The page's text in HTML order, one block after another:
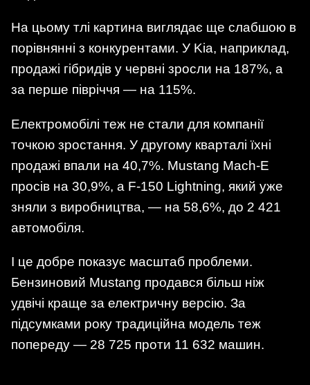
На цьому тлі картина виглядає ще слабшою в
порівнянні з конкурентами. У Kia, наприклад,
продажі гібридів у червні зросли на 187%, а
за перше півріччя — на 115%.
Електромобілі теж не стали для компанії
точкою зростання. У другому кварталі їхні
продажі впали на 40,7%. Mustang Mach-E
просів на 30,9%, а F-150 Lightning, який уже
зняли з виробництва, — на 58,6%, до 2 421
автомобіля.
І це добре показує масштаб проблеми.
Бензиновий Mustang продався більш ніж
удвічі краще за електричну версію. За
підсумками року традиційна модель теж
попереду — 28 725 проти 11 632 машин.